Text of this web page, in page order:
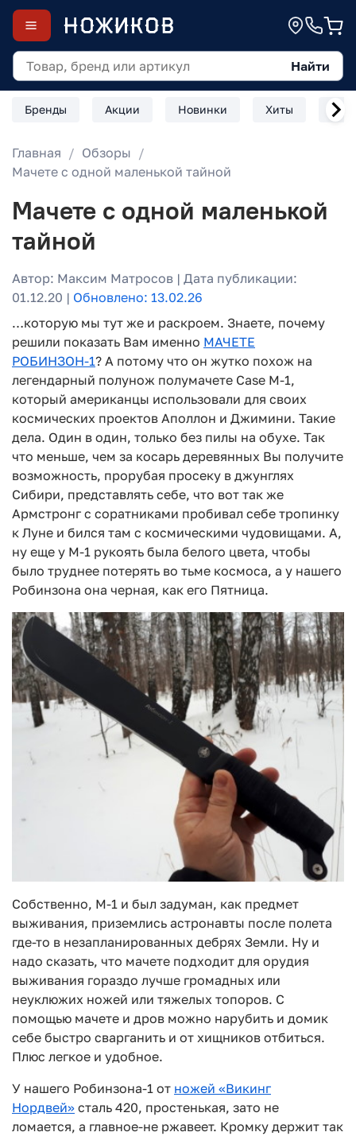
Найти
Бренды Акции Новинки Хиты
Главная
Обзоры
Мачете с одной маленькой тайной
Мачете с одной маленькой
тайной
Автор: Максим Матросов | Дата публикации:
01.12.20 | Обновлено: 13.02.26
…которую мы тут же и раскроем. Знаете, почему
решили показать Вам именно МАЧЕТЕ
РОБИНЗОН-1? А потому что он жутко похож на
легендарный полунож полумачете Case M-1,
который американцы использовали для своих
космических проектов Аполлон и Джимини. Такие
дела. Один в один, только без пилы на обухе. Так
что меньше, чем за косарь деревянных Вы получите
возможность, прорубая просеку в джунглях
Сибири, представлять себе, что вот так же
Армстронг с соратниками пробивал себе тропинку
к Луне и бился там с космическими чудовищами. А,
ну еще у M-1 рукоять была белого цвета, чтобы
было труднее потерять во тьме космоса, а у нашего
Робинзона она черная, как его Пятница.
Собственно, M-1 и был задуман, как предмет
выживания, приземлись астронавты после полета
где-то в незапланированных дебрях Земли. Ну и
надо сказать, что мачете подходит для орудия
выживания гораздо лучше громадных или
неуклюжих ножей или тяжелых топоров. С
помощью мачете и дров можно нарубить и домик
себе быстро сварганить и от хищников отбиться.
Плюс легкое и удобное.
У нашего Робинзона-1 от ножей «Викинг
Нордвей» сталь 420, простенькая, зато не
ломается, а главное-не ржавеет. Кромку держит так